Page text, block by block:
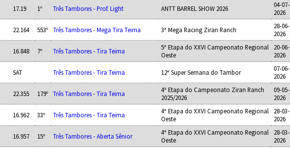
17.19 1º Três Tambores - Prof. Light ANTT BARREL SHOW 2026
04-07-
2026
22.164 553º Três Tambores - Mega Tira Teima 3ª Mega Racing Ziran Ranch
28-06-
2026
16.848 7º Três Tambores - Tira Teima
5ª Etapa do XXVI Campeonato Regional
Oeste
20-06-
2026
SAT Três Tambores - Tira Teima 12ª Super Semana do Tambor
07-06-
2026
22.355 179º Três Tambores - Tira Teima
4ª Etapa do Campeonato Ziran Ranch
2025/2026
09-05-
2026
16.962 33º Três Tambores - Tira Teima
4ª Etapa do XXVI Campeonato Regional
Oeste
28-03-
2026
16.957 15º Três Tambores - Aberta Sênior
4ª Etapa do XXVI Campeonato Regional
Oeste
28-03-
2026